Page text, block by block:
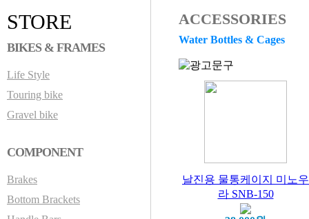
STORE
BIKES & FRAMES
Life Style
Touring bike
Gravel bike
COMPONENT
Brakes
Bottom Brackets
ACCESSORIES
Water Bottles & Cages
날진용 물통케이지 미노우
라 SNB-150